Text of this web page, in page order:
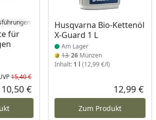
2 Nutbreiten
für
Rabatt in Prozent
Ursprünglicher Preis
15,40 €
Aktueller Preis
10,50 €
Husqvarna Bio-Kettenöl
X-Guard 1 L
Produkt am Lager
Am Lager
1326Münzen
Inhalt: 1 l (12,99 €/l)
12,99 €
Zum Produkt